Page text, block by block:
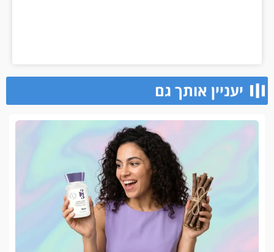
יעניין אותך גם